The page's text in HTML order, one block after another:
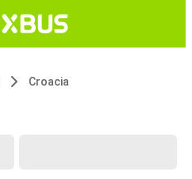
Croacia